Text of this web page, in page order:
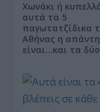
Χωνάκι ή
αυτά τα 5
παγωτατζίδικα
Αθήνας η
είναι…και τα